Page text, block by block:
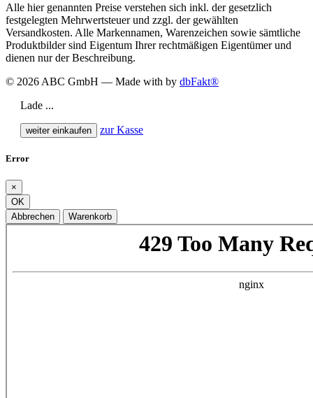
Alle hier genannten Preise verstehen sich inkl. der gesetzlich
festgelegten Mehrwertsteuer und zzgl. der gewählten
Versandkosten. Alle Markennamen, Warenzeichen sowie sämtliche
Produktbilder sind Eigentum Ihrer rechtmäßigen Eigentümer und
dienen nur der Beschreibung.
© 2026 ABC GmbH — Made with by dbFakt®
Lade ...
weiter einkaufen zur Kasse
Error
×
OK
Abbrechen
Warenkorb